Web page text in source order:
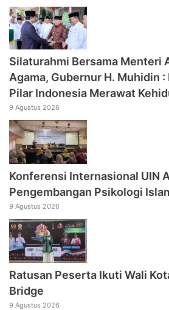
Silaturahmi Bersama Menteri
Agama, Gubernur H. Muhidin
Pilar Indonesia Merawat
9 Agustus 2026
Konferensi Internasional UIN
Pengembangan Psikologi
9 Agustus 2026
Ratusan Peserta Ikuti Wali
Bridge
9 Agustus 2026